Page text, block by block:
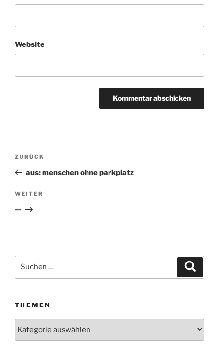
Website
Beitragsnavigation
Vorheriger
Beitrag
ZURÜCK
aus: menschen ohne parkplatz
Nächster
Beitrag
WEITER
—
Suchen
THEMEN